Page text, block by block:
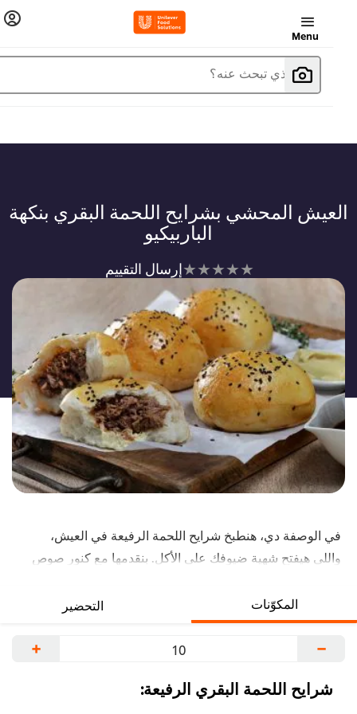
Menu
ما الذي تبحث عنه؟
المحشي بشرايح اللحمة البقري بنكهة
الباربيكيو
لم
يتم
تقديم
أي
تقييمات
لهذا
إرسال التقييم
في الوصفة دي، هنطبخ شرايح اللحمة الرفيعة في العيش،
واللي هيفتح شهية ضيوفك على الأكل. بنقدمها مع كنور صوص
تضيف مستردة ديجون. بنرشحلك الطبق ده في رمضان.
المكوّنات التحضير
شرايح اللحمة البقري الرفيعة: